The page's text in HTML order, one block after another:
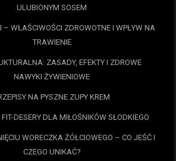
ULUBIONYM SOSEM
– WŁAŚCIWOŚCI ZDROWOTNE I WPŁYW NA
TRAWIENIE
ZASADY, EFEKTY I ZDROWE
NAWYKI ŻYWIENIOWE
NA PYSZNE ZUPY KREM
FIT-DESERY DLA MIŁOŚNIKÓW SŁODKIEGO
WORECZKA ŻÓŁCIOWEGO – CO JEŚĆ I
CZEGO UNIKAĆ?